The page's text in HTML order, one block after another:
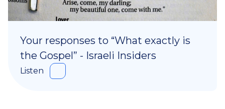
Your responses to “What exactly is
the Gospel” - Israeli Insiders
Listen